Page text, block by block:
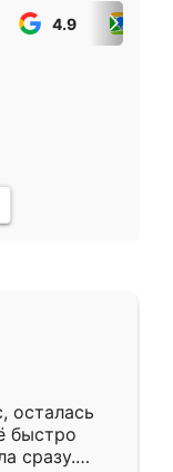
4.9
осталась
быстро
сразу.